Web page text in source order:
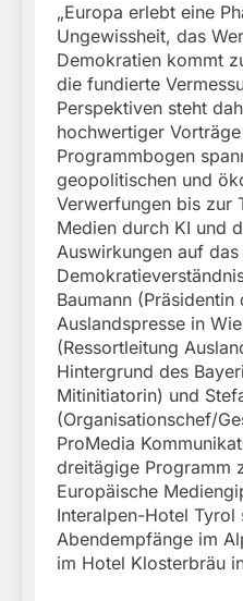
„Europa erlebt eine
Ungewissheit, das
Demokratien kommt
die fundierte
Perspektiven steht
hochwertiger
Programmbogen
geopolitischen und
Verwerfungen bis zur
Medien durch KI und
Auswirkungen auf
Baumann
Auslandspresse in
(Ressortleitung
Hintergrund des
Mitinitiatorin) und
(Organisationschef/
ProMedia
dreitägige Programm
Europäische
Interalpen-Hotel Tyrol
Abendempfänge im
im Hotel Klosterbräu